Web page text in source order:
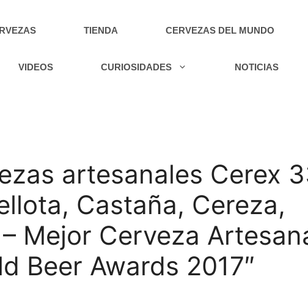
TIENDA CERVEZAS DEL MUNDO
VIDEOS CURIOSIDADES NOTICIAS
artesanales Cerex
Castaña, Cereza,
Mejor Cerveza
Beer Awards 2017″